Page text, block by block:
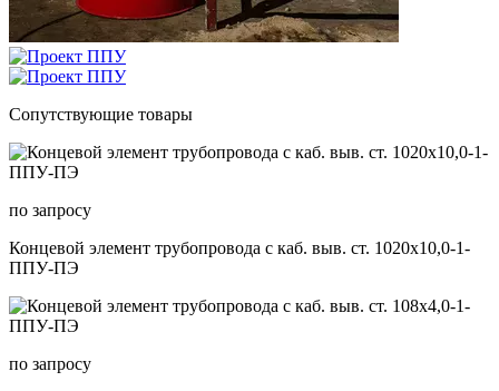
Сопутствующие товары
по запросу
Концевой элемент трубопровода с каб. выв. ст. 1020х10,0-1-
ППУ-ПЭ
по запросу